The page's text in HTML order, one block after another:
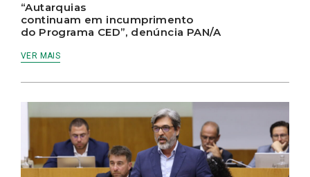
“Autarquias
continuam em incumprimento
do Programa CED”, denúncia PAN/A
VER MAIS